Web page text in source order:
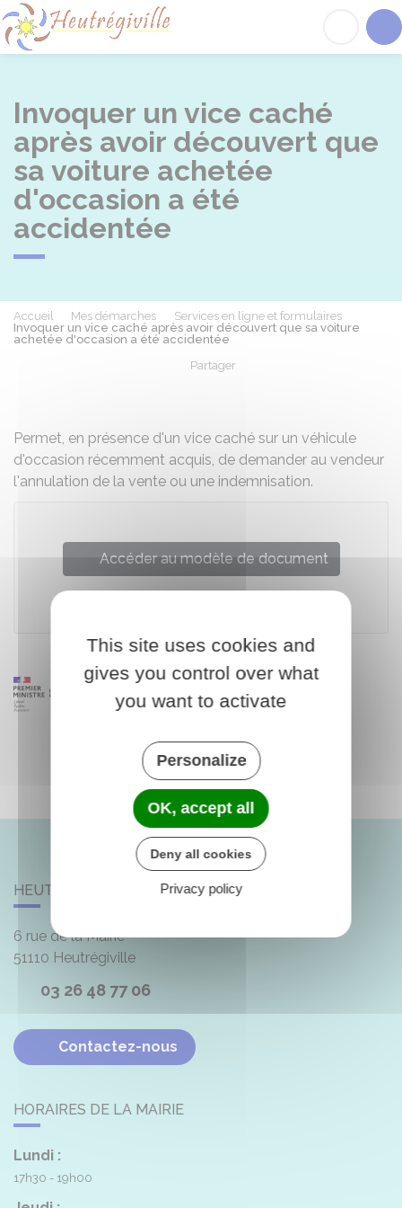
Invoquer un vice caché
après avoir découvert que
sa voiture achetée
d'occasion a été
accidentée
Accueil Mes démarches
Services en ligne et formulaires
Invoquer un vice caché après avoir découvert que sa voiture
achetée d'occasion a été accidentée
Partager
Permet, en présence d'un vice caché sur un véhicule
d'occasion récemment acquis, de demander au vendeur
l'annulation de la vente ou une indemnisation.
Accéder au modèle de document
HEUTRÉGIVILLE
6 rue de la Mairie
51110 Heutrégiville
03 26 48 77 06
Contactez-nous
HORAIRES DE LA MAIRIE
Lundi :
17h30 - 19h00
This site uses cookies and
gives you control over what
you want to activate
Personalize
OK, accept all
Deny all cookies
Privacy policy